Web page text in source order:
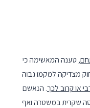
, טענה המאשימה כי
מצדיקה למקמו גבוה
או קרוב לכך. הנאשם
שקרית במשטרה ואף